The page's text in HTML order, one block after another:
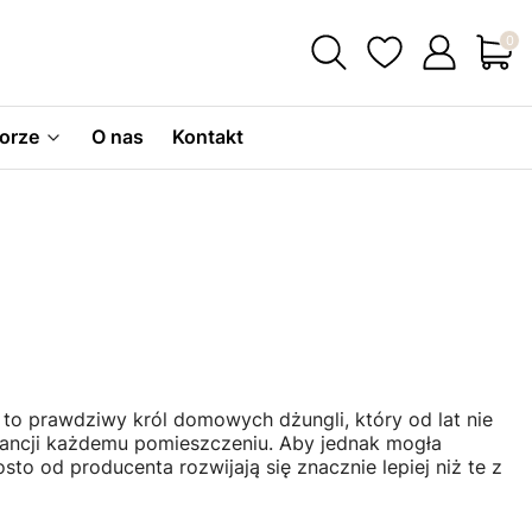
O nas Kontakt
prawdziwy król domowych dżungli, który od lat nie
każdemu pomieszczeniu. Aby jednak mogła
od producenta rozwijają się znacznie lepiej niż te z